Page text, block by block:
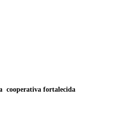
cooperativa fortalecida